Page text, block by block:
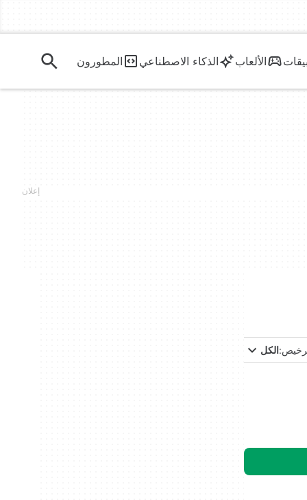
الألعاب الذكاء الاصطناعي المطورون
الكل